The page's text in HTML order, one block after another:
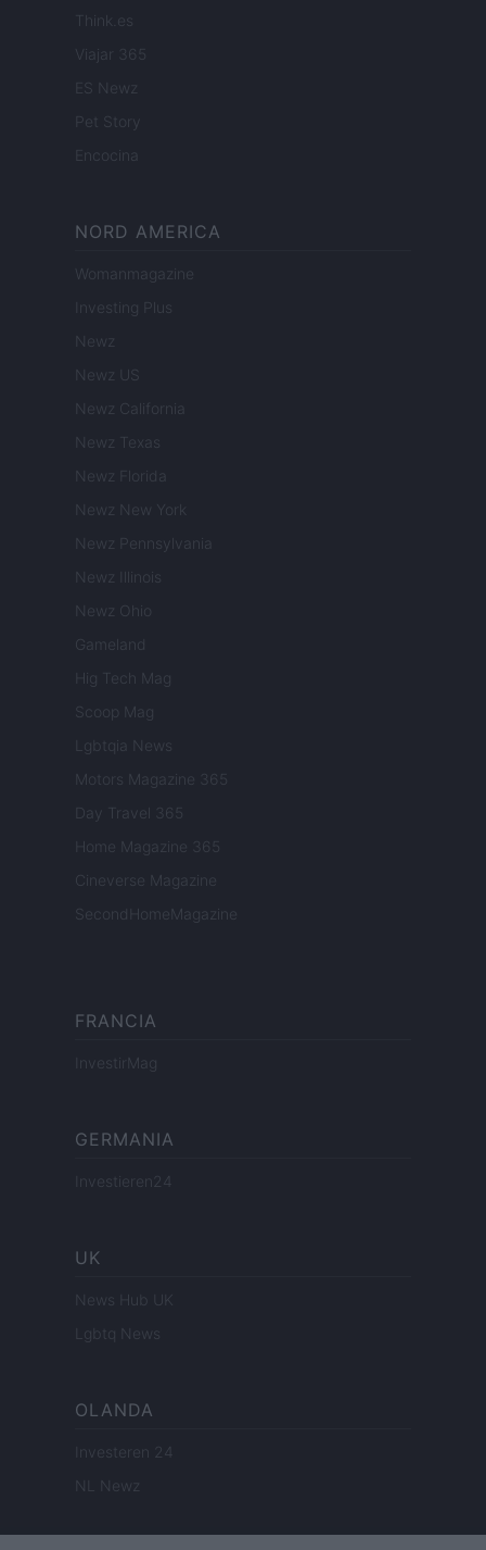
Think.es
Viajar 365
ES Newz
Pet Story
Encocina
NORD AMERICA
Womanmagazine
Investing Plus
Newz
Newz US
Newz California
Newz Texas
Newz Florida
Newz New York
Newz Pennsylvania
Newz Illinois
Newz Ohio
Gameland
Hig Tech Mag
Scoop Mag
Lgbtqia News
Motors Magazine 365
Day Travel 365
Home Magazine 365
Cineverse Magazine
SecondHomeMagazine
FRANCIA
InvestirMag
GERMANIA
Investieren24
UK
News Hub UK
Lgbtq News
OLANDA
Investeren 24
NL Newz